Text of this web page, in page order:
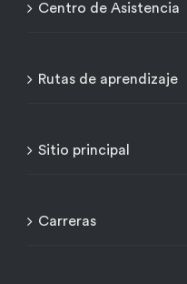
Centro de Asistencia
Rutas de aprendizaje
Sitio principal
Carreras